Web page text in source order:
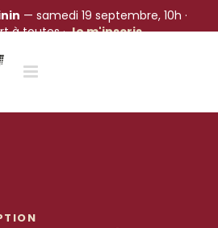
— samedi 19 septembre, 10h ·
à toutes ·Je m'inscris →